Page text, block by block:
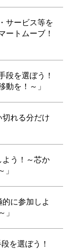
サービス等を
ートムーブ！
段を選ぼう！
動を！～」
れる分だけ
よう！～芯か
」​​​​​​
に参加しよ
」
を選ぼう！